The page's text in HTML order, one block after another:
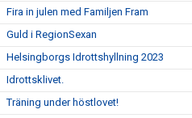
Fira in julen med Familjen Fram
Guld i RegionSexan
Helsingborgs Idrottshyllning 2023
Idrottsklivet.
Träning under höstlovet!